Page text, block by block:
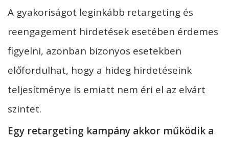
A gyakoriságot leginkább retargeting és
reengagement hirdetések esetében érdemes
figyelni, azonban bizonyos esetekben
előfordulhat, hogy a hideg hirdetéseink
teljesítménye is emiatt nem éri el az elvárt
szintet.
Egy retargeting kampány akkor működik a